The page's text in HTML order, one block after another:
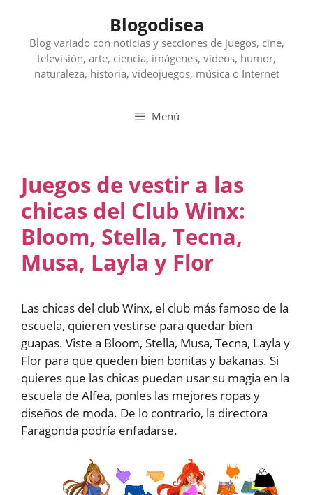
contenido
Blogodisea
Blog variado con noticias y secciones de juegos, cine,
televisión, arte, ciencia, imágenes, videos, humor,
naturaleza, historia, videojuegos, música o Internet
Menú
Juegos de vestir a las
chicas del Club Winx:
Bloom, Stella, Tecna,
Musa, Layla y Flor
Las chicas del club Winx, el club más famoso de la
escuela, quieren vestirse para quedar bien
guapas. Viste a Bloom, Stella, Musa, Tecna, Layla y
Flor para que queden bien bonitas y bakanas. Si
quieres que las chicas puedan usar su magia en la
escuela de Alfea, ponles las mejores ropas y
diseños de moda. De lo contrario, la directora
Faragonda podría enfadarse.